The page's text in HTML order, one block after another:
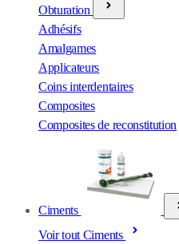
Obturation
Adhésifs
Amalgames
Applicateurs
Coins interdentaires
Composites
Composites de reconstitution
Ciments
Voir tout Ciments